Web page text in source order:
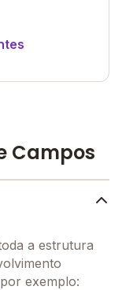
Campos
a estrutura
exemplo: